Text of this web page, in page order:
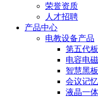
荣誉资质
人才招聘
产品中心
电教设备产品
第五代
电容电
智慧黑板
会议记
液晶一